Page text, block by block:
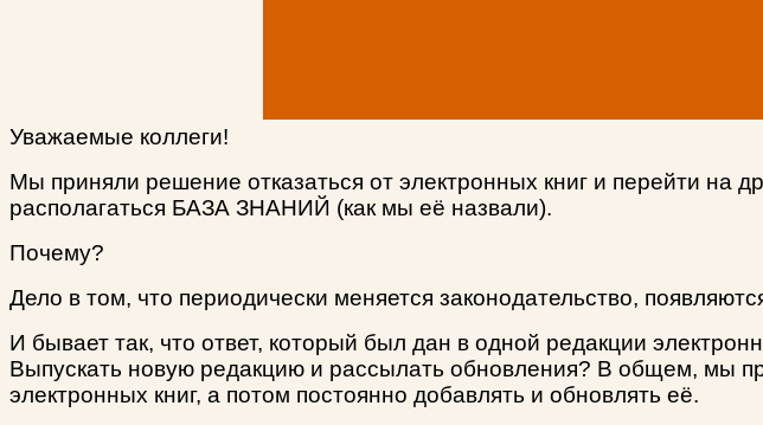
Уважаемые коллеги!
Мы приняли решение отказаться от электронных книг и перейти на
располагаться БАЗА ЗНАНИЙ (как мы её назвали).
Почему?
Дело в том, что периодически меняется законодательство,
И бывает так, что ответ, который был дан в одной редакции
Выпускать новую редакцию и рассылать обновления? В общем, мы
электронных книг, а потом постоянно добавлять и обновлять её.